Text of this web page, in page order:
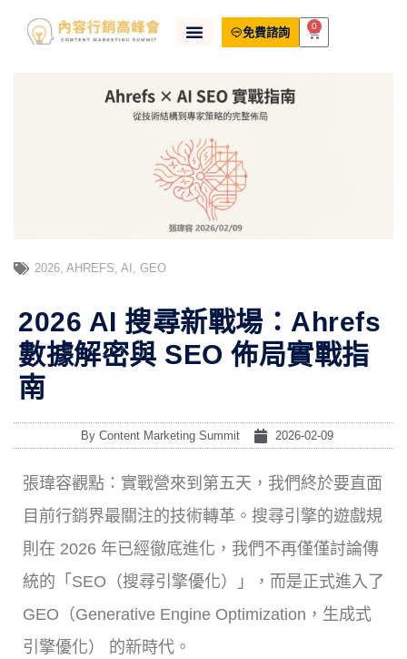
免費諮詢 0
2026, AHREFS, AI , GEO
2026 AI 搜尋新戰場：Ahrefs
數據解密與 SEO 佈局實戰指
南
By Content Marketing Summit 2026-02-09
張瑋容觀點：實戰營來到第五天，我們終於要直面
目前行銷界最關注的技術轉革。搜尋引擎的遊戲規
則在 2026 年已經徹底進化，我們不再僅僅討論傳
統的「SEO（搜尋引擎優化）」，而是正式進入了
GEO（Generative Engine Optimization，生成式
引擎優化） 的新時代。